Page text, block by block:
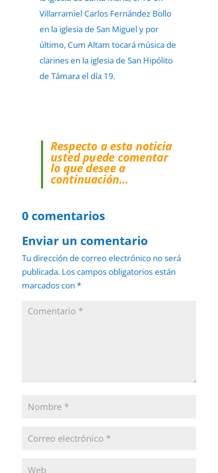
Villarramiel Carlos Fernández Bollo
en la iglesia de San Miguel y por
último, Cum Altam tocará música de
clarines en la iglesia de San Hipólito
de Támara el día 19.
Respecto a esta noticia
usted puede comentar
lo que desee a
continuación…
0 comentarios
Enviar un comentario
Tu dirección de correo electrónico no será
publicada. Los campos obligatorios están
marcados con *